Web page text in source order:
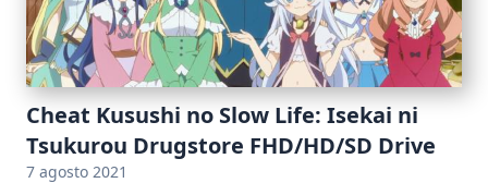
Cheat Kusushi no Slow Life: Isekai ni
Tsukurou Drugstore FHD/HD/SD Drive
7 agosto 2021